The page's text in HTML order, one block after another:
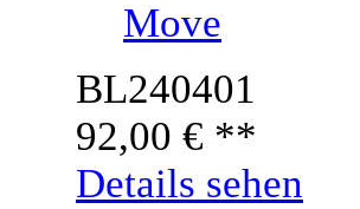
BL240401
92,00 € **
Details sehen